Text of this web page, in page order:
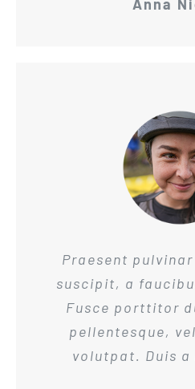
Anna
Praesent
suscipit, a
Fusce porttitor
pellentesque,
volutpat. Duis a